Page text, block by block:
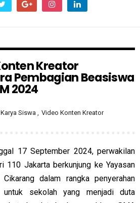
Kreator
Pembagian Beasiswa
2024
Karya Siswa , Video Konten Kreator
17 September 2024, perwakilan
110 Jakarta berkunjung ke Yayasan
dalam rangka penyerahan
untuk sekolah yang menjadi duta